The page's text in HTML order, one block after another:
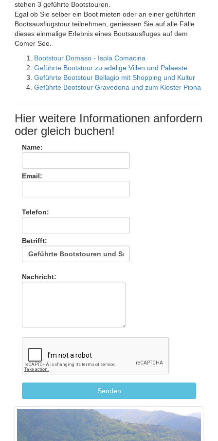
stehen 3 geführte Bootstouren.
Egal ob Sie selber ein Boot mieten oder an einer geführten
Bootsausflugstour teilnehmen, geniessen Sie auf alle Fälle
dieses einmalige Erlebnis eines Bootsausfluges auf dem
Comer See.
Bootstour Domaso - Isola Comacina
Geführte Bootstour zu adelige Villen und Palaeste
Geführte Bootstour Bellagio mit Shopping und Kultur
Geführte Bootstour Gravedona und zum Kloster Piona
Hier weitere Informationen anfordern
oder gleich buchen!
Name:
Email:
Telefon:
Betrifft:
Nachricht: